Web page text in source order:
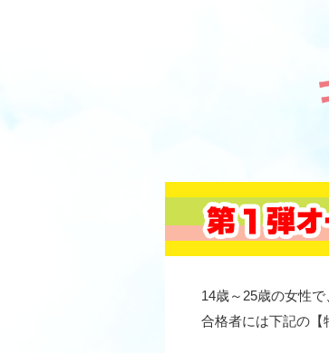
14歳～25歳の女性
合格者には下記の【